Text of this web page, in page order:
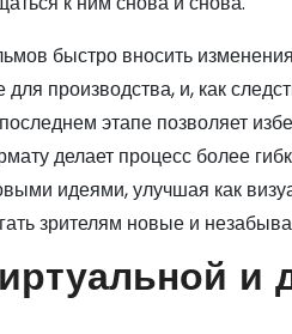
быстро вносить
производства, и, как
этапе позволяет
делает процесс более
идеями, улучшая как
зрителям новые и
и